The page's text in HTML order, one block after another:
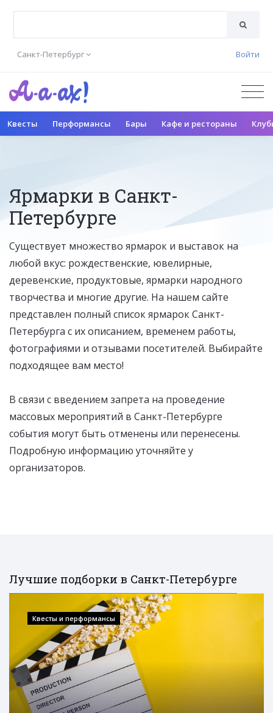
Санкт-Петербург Войти
Квесты Перформансы Бары Кафе и рестораны
Ярмарки в Санкт-
Петербурге
Существует множество ярмарок и выставок на
любой вкус: рождественские, ювелирные,
деревенские, продуктовые, ярмарки народного
творчества и многие другие. На нашем сайте
представлен полный список ярмарок Санкт-
Петербурга с их описанием, временем работы,
фотографиями и отзывами посетителей. Выбирайте
подходящее вам место!
В связи с введением запрета на проведение
массовых мероприятий в Санкт-Петербурге
события могут быть отменены или перенесены.
Подробную информацию уточняйте у
организаторов.
Лучшие подборки в Санкт-Петербурге
Квесты и перформансы